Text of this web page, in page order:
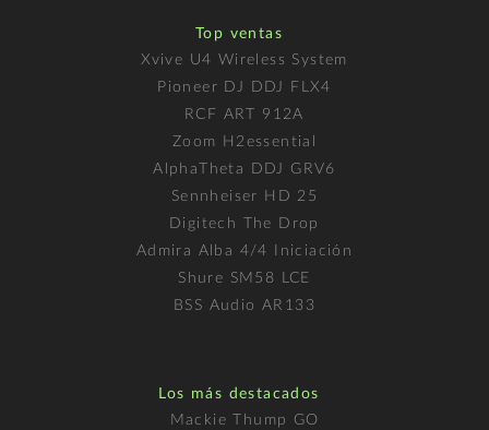
Top ventas
Xvive U4 Wireless System
Pioneer DJ DDJ FLX4
RCF ART 912A
Zoom H2essential
AlphaTheta DDJ GRV6
Sennheiser HD 25
Digitech The Drop
Admira Alba 4/4 Iniciación
Shure SM58 LCE
BSS Audio AR133
Los más destacados
Mackie Thump GO